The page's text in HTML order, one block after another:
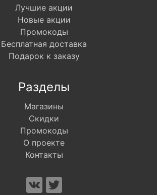
Лучшие акции
Новые акции
Промокоды
Бесплатная доставка
Подарок к заказу
Разделы
Магазины
Скидки
Промокоды
О проекте
Контакты